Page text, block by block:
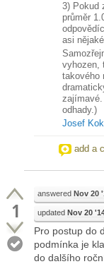
3) Pokud
průměr
asi
vyhozen,
takového
odhady.)
Josef
add a
1
answered Nov 20
updated Nov 20
Pro postup do
podmínka je
do dalšího